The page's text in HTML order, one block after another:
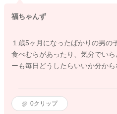
福ちゃんず
１歳5ヶ月になったばかりの男の
食べむらがあったり、気分でい
ーも毎日どうしたらいいか分から
0クリップ